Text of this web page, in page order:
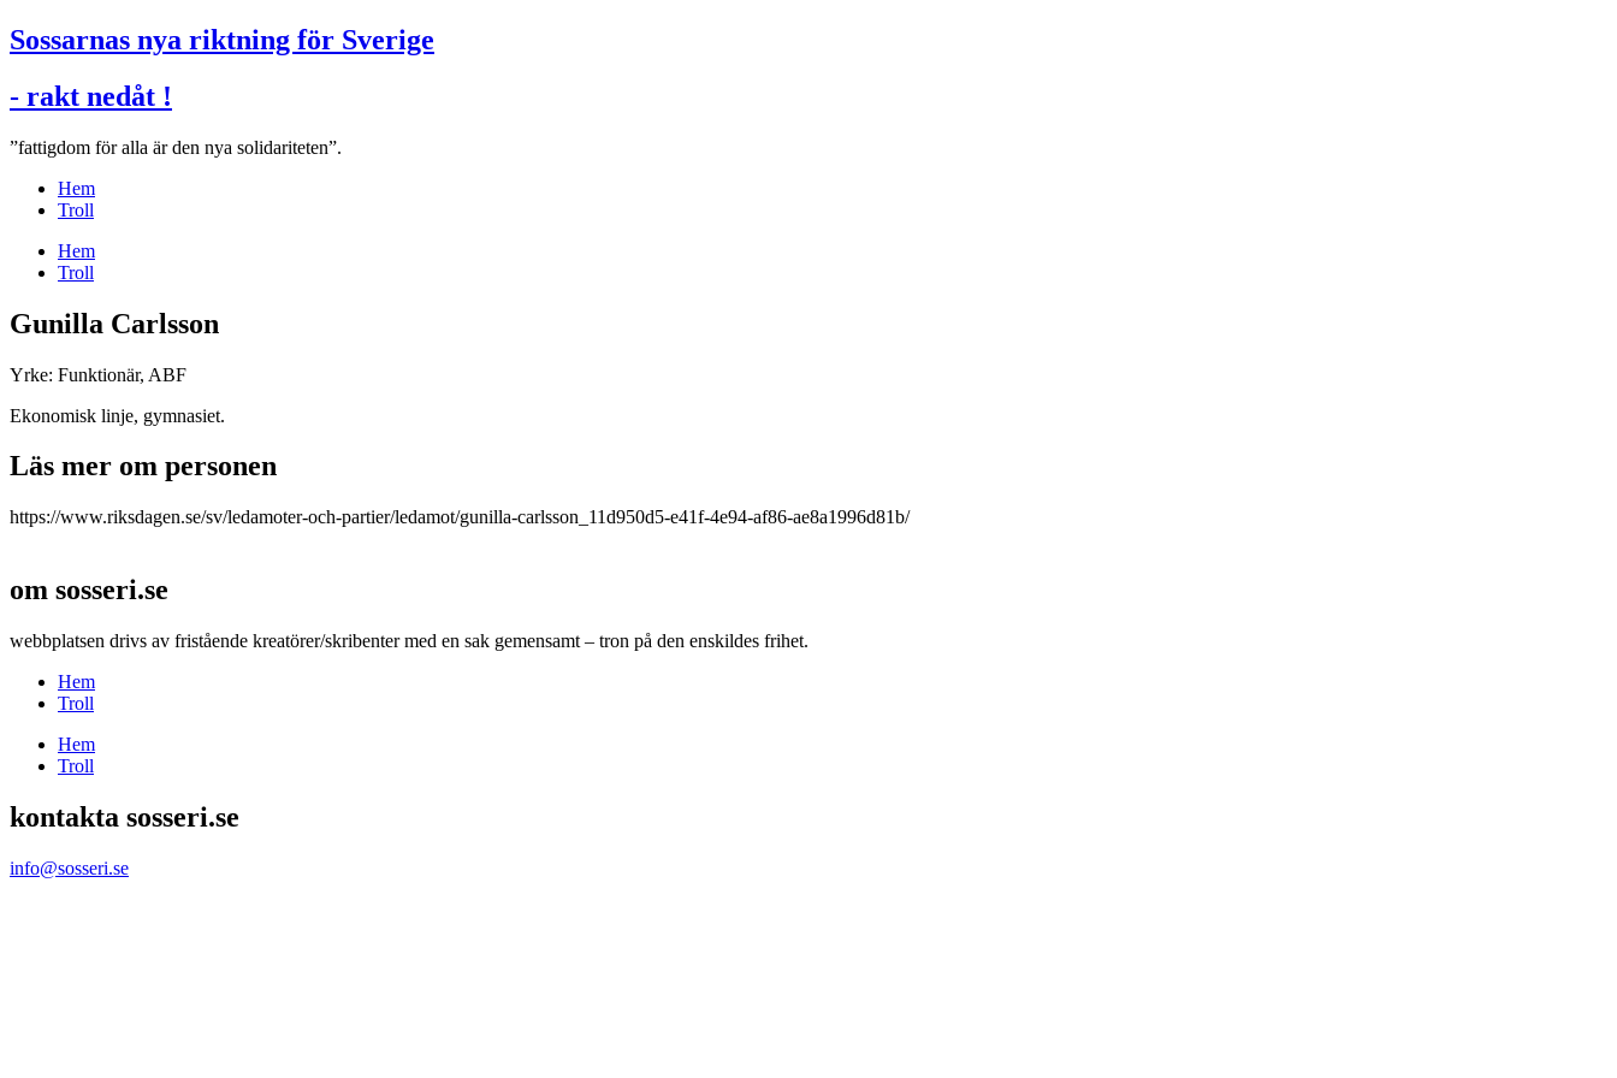
Sossarnas nya riktning för Sverige
- rakt nedåt !
”fattigdom för alla är den nya solidariteten”.
Hem
Troll
Hem
Troll
Gunilla Carlsson
Yrke: Funktionär, ABF
Ekonomisk linje, gymnasiet.
Läs mer om personen
https://www.riksdagen.se/sv/ledamoter-och-partier/ledamot/gunilla-carlsson_11d950d5-e41f-4e94-af86-ae8a1996d81b/
om sosseri.se
webbplatsen drivs av fristående kreatörer/skribenter med en sak gemensamt – tron på den enskildes frihet.
Hem
Troll
Hem
Troll
kontakta sosseri.se
info@sosseri.se